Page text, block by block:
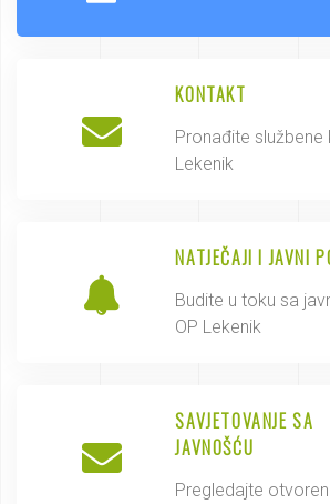
KONTAKT
Pronađite službene
Lekenik
NATJEČAJI I JAVNI
Budite u toku sa
OP Lekenik
SAVJETOVANJE SA
JAVNOŠĆU
Pregledajte